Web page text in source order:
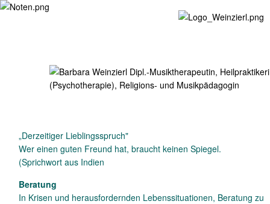
Beratung
In Krisen und herausfordernden Lebenssituationen, Beratung zu
„Derzeitiger Lieblingsspruch"
Wer einen guten Freund hat, braucht keinen Spiegel.
(Sprichwort aus Indien